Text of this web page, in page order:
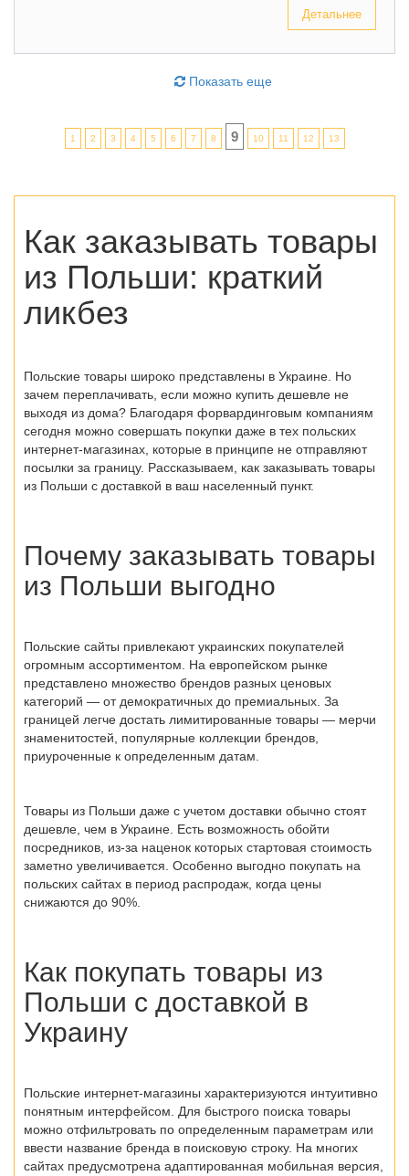
Детальнее
Показать еще
1 2 3 4 5 6 7 8 9 10 11 12 13
Как заказывать товары
из Польши: краткий
ликбез
Польские товары широко представлены в Украине. Но
зачем переплачивать, если можно купить дешевле не
выходя из дома? Благодаря форвардинговым компаниям
сегодня можно совершать покупки даже в тех польских
интернет-магазинах , которые в принципе не отправляют
посылки за границу. Рассказываем, как заказывать товары
из Польши с доставкой в ваш населенный пункт.
Почему заказывать товары
из Польши выгодно
Польские сайты привлекают украинских покупателей
огромным ассортиментом. На европейском рынке
представлено множество брендов разных ценовых
категорий — от демократичных до премиальных. За
границей легче достать лимитированные товары — мерчи
знаменитостей, популярные коллекции брендов,
приуроченные к определенным датам.
Товары из Польши даже с учетом доставки обычно стоят
дешевле, чем в Украине. Есть возможность обойти
посредников, из-за наценок которых стартовая стоимость
заметно увеличивается. Особенно выгодно покупать на
польских сайтах в период распродаж, когда цены
снижаются до 90%.
Как покупать товары из
Польши с доставкой в
Украину
Польские интернет-магазины характеризуются интуитивно
понятным интерфейсом. Для быстрого поиска товары
можно отфильтровать по определенным параметрам или
ввести название бренда в поисковую строку. На многих
сайтах предусмотрена адаптированная мобильная версия,